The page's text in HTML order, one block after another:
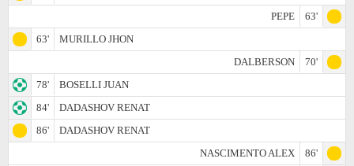
PEPE
63'
63'
MURILLO JHON
DALBERSON
70'
78'
BOSELLI JUAN
84'
DADASHOV RENAT
86'
DADASHOV RENAT
NASCIMENTO ALEX
86'